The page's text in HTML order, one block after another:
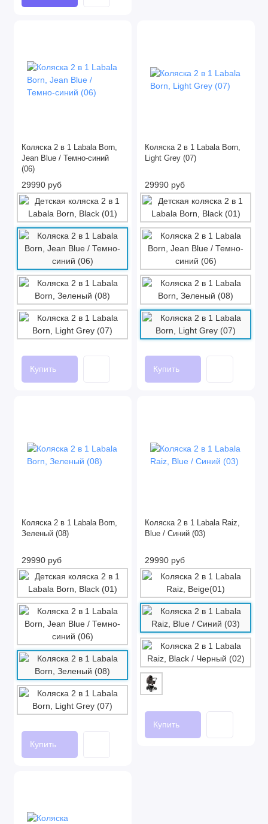
Коляска 2 в 1 Labala Born,
Jean Blue / Темно-синий
(06)
29990 руб
Купить
Коляска 2 в 1 Labala Born,
Light Grey (07)
29990 руб
Купить
Коляска 2 в 1 Labala Born,
Зеленый (08)
29990 руб
Купить
Коляска 2 в 1 Labala Raiz,
Blue / Синий (03)
29990 руб
Купить